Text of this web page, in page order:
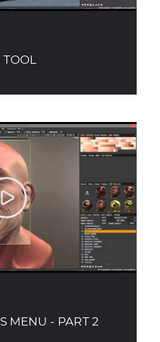
TOOL
MENU - PART 2